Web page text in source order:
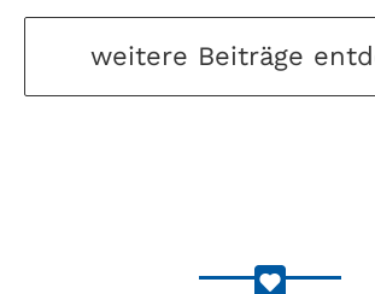
weitere Beiträge